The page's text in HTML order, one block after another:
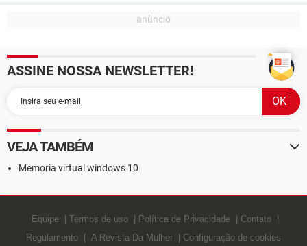
ASSINE NOSSA NEWSLETTER!
VEJA TAMBÉM
Memoria virtual windows 10
Equipe Termos de uso Política de Privacidade
Contato
Regulamento
A Revista Da Mulher Configuração de cookies